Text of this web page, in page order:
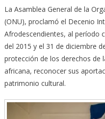
La Asamblea General de la
(ONU), proclamó el Decenio
Afrodescendientes, al período
del 2015 y el 31 de diciembre
protección de los derechos de
africana, reconocer sus
patrimonio cultural.